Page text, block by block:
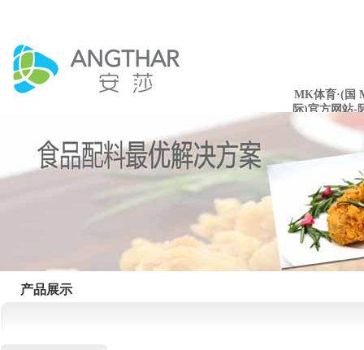
MK体育·(国
际)官方网站-
mksport
产品展示